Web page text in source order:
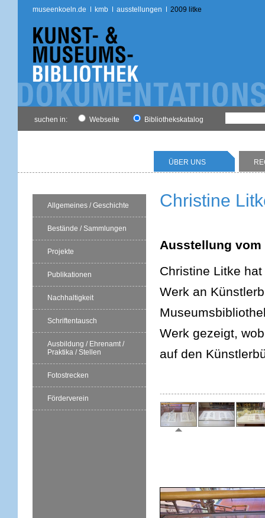
museenkoeln.de kmb ausstellungen 2009 litke
suchen in: Webseite Bibliothekskatalog
ÜBER UNS
Allgemeines / Geschichte
Bestände / Sammlungen
Projekte
Publikationen
Nachhaltigkeit
Schriftentausch
Ausbildung / Ehrenamt /
Praktika / Stellen
Fotostrecken
Förderverein
Christine
Ausstellung vom
Christine Litke
Werk an
Werk gezeigt,
auf den